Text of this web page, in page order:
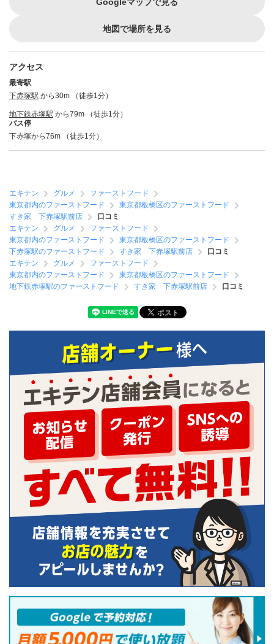
地図で場所を見る
アクセス
最寄駅
下赤塚駅 から30m （徒歩1分）
地下鉄赤塚駅 から79m （徒歩1分）
バス停
下赤塚から76m （徒歩1分）
エキテン グルメ
ファーストフード
東京都内のファーストフード
東京都板橋区のファーストフード
すき家 下赤塚駅前店
口コミ
エキテン
グルメ
ファーストフード
東京都内のファーストフード
東京都板橋区のファーストフード
下赤塚駅のファーストフード
すき家 下赤塚駅前店
口コミ
エキテン
グルメ
ファーストフード
東京都内のファーストフード
東京都板橋区のファーストフード
地下鉄赤塚駅のファーストフード
すき家 下赤塚駅前店 口コミ